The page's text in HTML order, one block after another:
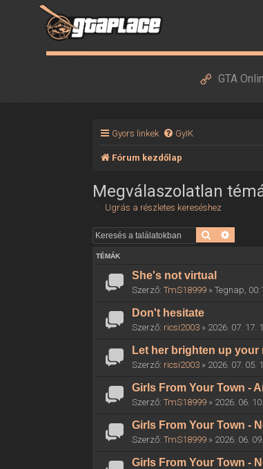
GTA
Gyors linkek GyIK
Fórum kezdőlap
Megválaszolatlan
Ugrás a részletes kereséshez
Keresés
TÉMÁK
She's not virtual
Szerző:TmS18999 » Tegnap,
Don't hesitate
Szerző: ricsi2003 » 2026. 07. 17.
Let her brighten up your
Szerző: ricsi2003 » 2026. 07. 05.
Girls From Your Town -
Szerző:TmS18999 » 2026. 06.
Girls From Your Town -
Szerző:TmS18999 » 2026. 06.
Girls From Your Town -